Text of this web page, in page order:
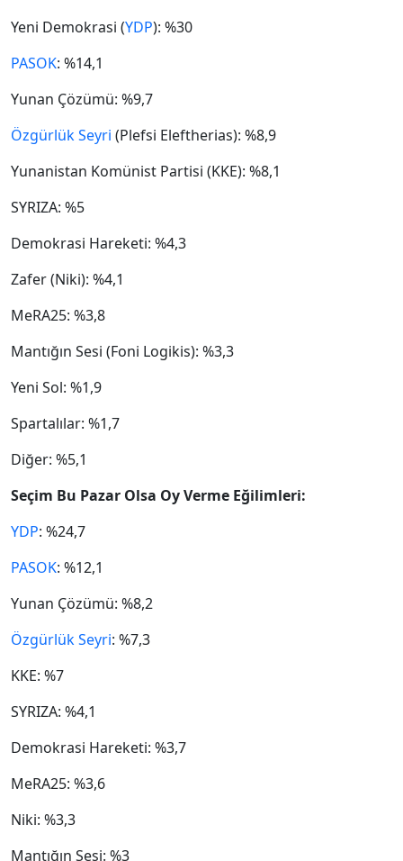
Yeni Demokrasi (YDP): %30
PASOK: %14,1
Yunan Çözümü: %9,7
Özgürlük Seyri (Plefsi Eleftherias): %8,9
Yunanistan Komünist Partisi (KKE): %8,1
SYRIZA: %5
Demokrasi Hareketi: %4,3
Zafer (Niki): %4,1
MeRA25: %3,8
Mantığın Sesi (Foni Logikis): %3,3
Yeni Sol: %1,9
Spartalılar: %1,7
Diğer: %5,1
Seçim Bu Pazar Olsa Oy Verme Eğilimleri:
YDP: %24,7
PASOK: %12,1
Yunan Çözümü: %8,2
Özgürlük Seyri: %7,3
KKE: %7
SYRIZA: %4,1
Demokrasi Hareketi: %3,7
MeRA25: %3,6
Niki: %3,3
Mantığın Sesi: %3